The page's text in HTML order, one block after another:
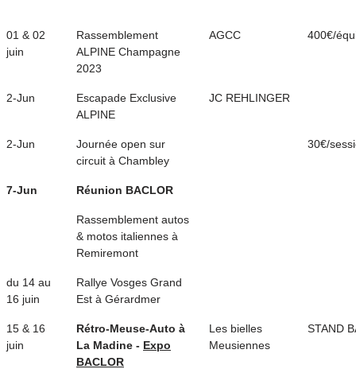
01 & 02
juin
Rassemblement
ALPINE Champagne
2023
AGCC 400€/
2-Jun
Escapade Exclusive
ALPINE
JC REHLINGER
2-Jun
Journée open sur
circuit à Chambley
30€/
7-Jun Réunion BACLOR
Rassemblement autos
& motos italiennes à
Remiremont
du 14 au
16 juin
Rallye Vosges Grand
Est à Gérardmer
15 & 16
juin
Rétro-Meuse-Auto à
La Madine - Expo
BACLOR
Les bielles
Meusiennes
STAND